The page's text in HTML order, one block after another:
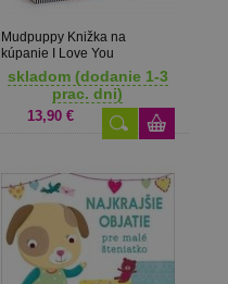
Mudpuppy Knižka na
kúpanie I Love You
skladom (dodanie 1-3
prac. dni)
13,90 €